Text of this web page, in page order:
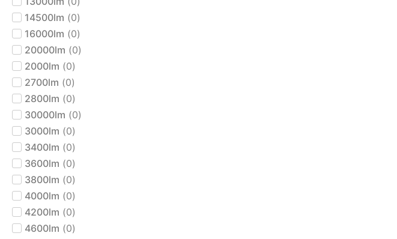
14500lm (0)
16000lm (0)
20000lm (0)
2000lm (0)
2700lm (0)
2800lm (0)
30000lm (0)
3000lm (0)
3400lm (0)
3600lm (0)
3800lm (0)
4000lm (0)
4200lm (0)
4600lm (0)